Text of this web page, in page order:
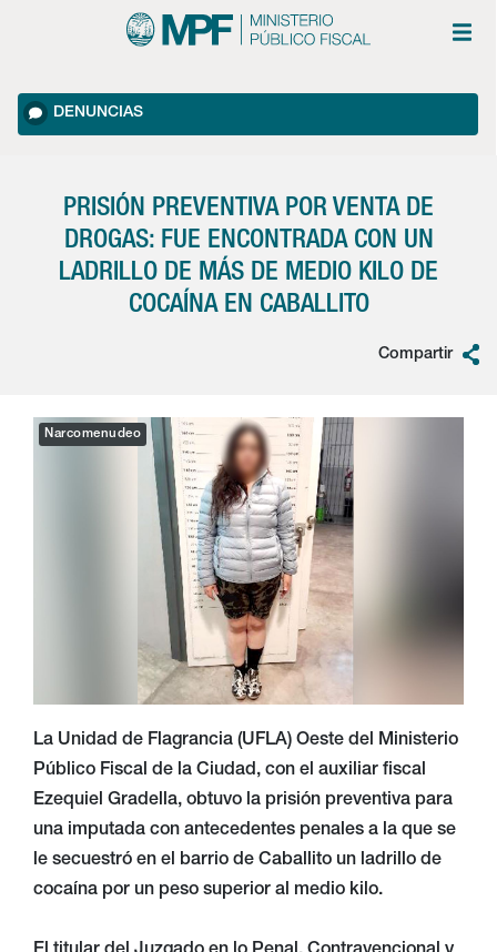
DENUNCIAS
PRISIÓN PREVENTIVA POR VENTA DE
DROGAS: FUE ENCONTRADA CON UN
LADRILLO DE MÁS DE MEDIO KILO DE
COCAÍNA EN CABALLITO
Compartir
Narcomenudeo
La Unidad de Flagrancia (UFLA) Oeste del Ministerio
Público Fiscal de la Ciudad, con el auxiliar fiscal
Ezequiel Gradella, obtuvo la prisión preventiva para
una imputada con antecedentes penales a la que se
le secuestró en el barrio de Caballito un ladrillo de
cocaína por un peso superior al medio kilo.